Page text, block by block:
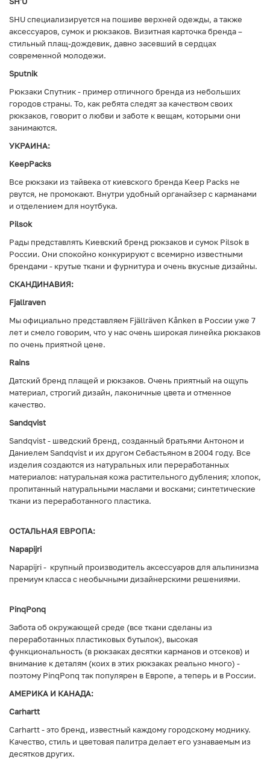
SHU специализируется на пошиве верхней одежды, а также
аксессуаров, сумок и рюкзаков. Визитная карточка бренда –
стильный плащ-дождевик, давно засевший в сердцах
современной молодежи.
Sputnik
Рюкзаки Спутник - пример отличного бренда из небольших
городов страны. То, как ребята следят за качеством своих
рюкзаков, говорит о любви и заботе к вещам, которыми они
занимаются.
УКРАИНА:
KeepPacks
Все рюкзаки из тайвека от киевского бренда Keep Packs не
рвутся, не промокают. Внутри удобный органайзер с карманами
и отделением для ноутбука.
Pilsok
Рады представлять Киевский бренд рюкзаков и сумок Pilsok в
России. Они спокойно конкурируют с всемирно известными
брендами - крутые ткани и фурнитура и очень вкусные дизайны.
СКАНДИНАВИЯ:
Fjallraven
Мы официально представляем Fjällräven Kånken в России уже 7
лет и смело говорим, что у нас очень широкая линейка рюкзаков
по очень приятной цене.
Rains
Датский бренд плащей и рюкзаков. Очень приятный на ощупь
материал, строгий дизайн, лаконичные цвета и отменное
качество.
Sandqvist
Sandqvist - шведский бренд, созданный братьями Антоном и
Даниелем Sandqvist и их другом Себастьяном в 2004 году. Все
изделия создаются из натуральных или переработанных
материалов: натуральная кожа растительного дубления; хлопок,
пропитанный натуральными маслами и восками; синтетические
ткани из переработанного пластика.
ОСТАЛЬНАЯ ЕВРОПА:
Napapijri
Napapijri - крупный производитель аксессуаров для альпинизма
премиум класса с необычными дизайнерскими решениями.
PinqPonq
Забота об окружающей среде (все ткани сделаны из
переработанных пластиковых бутылок), высокая
функциональность (в рюкзаках десятки карманов и отсеков) и
внимание к деталям (коих в этих рюкзаках реально много) -
поэтому PinqPonq так популярен в Европе, а теперь и в России.
АМЕРИКА И КАНАДА:
Carhartt
Carhartt - это бренд, известный каждому городскому моднику.
Качество, стиль и цветовая палитра делает его узнаваемым из
десятков других.